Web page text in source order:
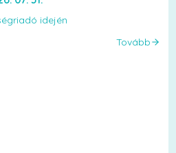
idején
Tovább